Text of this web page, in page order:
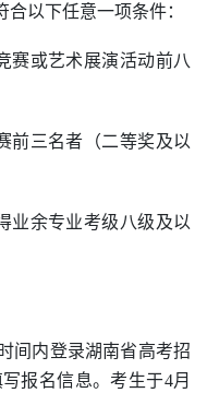
以下任意一项条件：
赛或艺术展演活动前八
前三名者（二等奖及以
业余专业考级八级及以
间内登录湖南省高考招
报名信息。考生于4月